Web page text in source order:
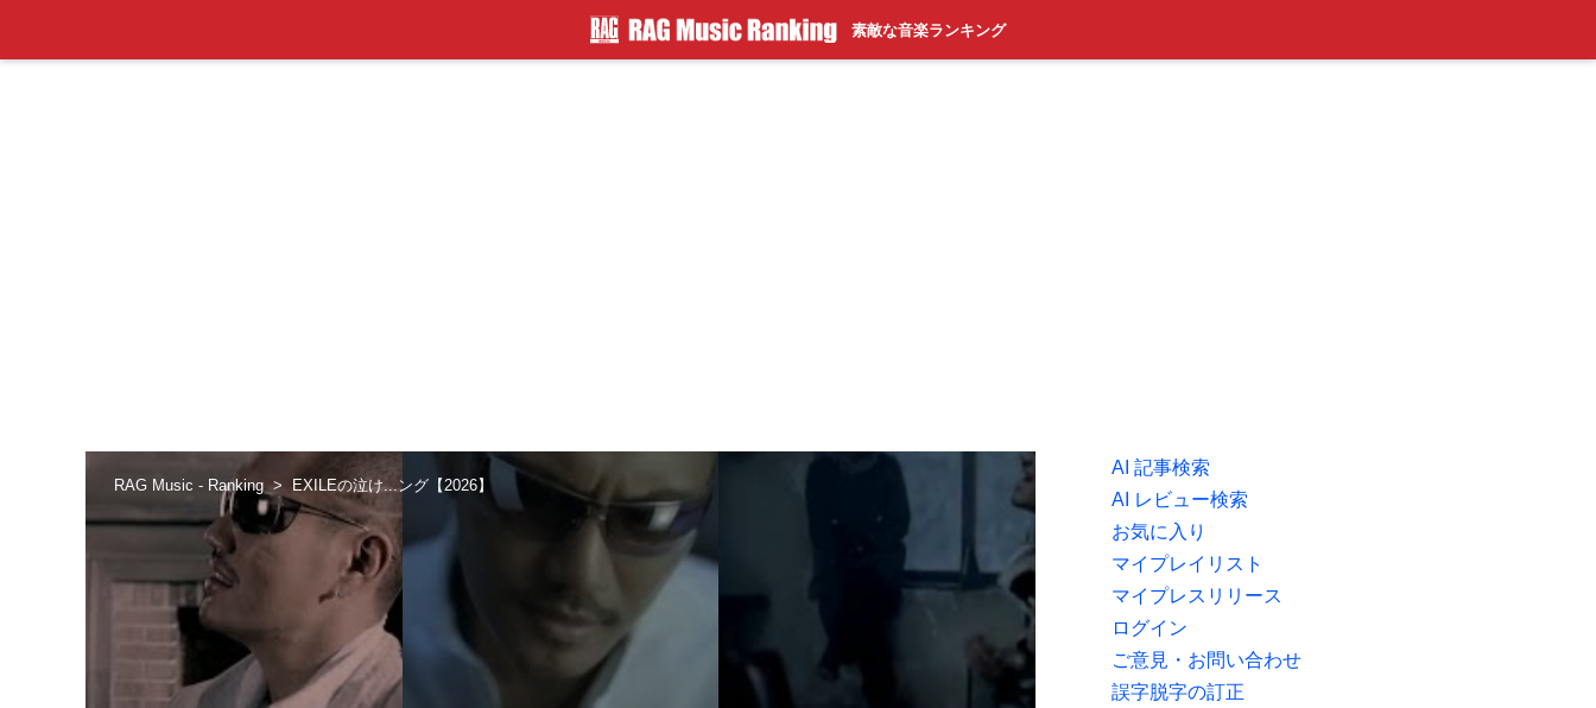
素敵な音楽ランキング
RAG Music - Ranking EXILEの泣け...ング【2026】
AI 記事検索
AI レビュー検索
お気に入り
マイプレイリスト
マイプレスリリース
ログイン
ご意見・お問い合わせ
誤字脱字の訂正